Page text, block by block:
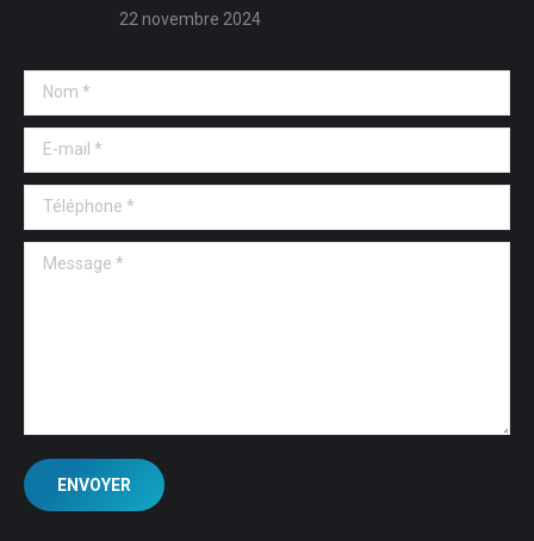
22 novembre 2024
Nom *
E-mail *
Téléphone *
Message *
ENVOYER